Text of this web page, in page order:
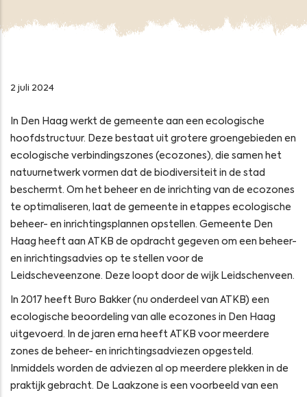
2 juli 2024
In Den Haag werkt de gemeente aan een ecologische
hoofdstructuur. Deze bestaat uit grotere groengebieden en
ecologische verbindingszones (ecozones), die samen het
natuurnetwerk vormen dat de biodiversiteit in de stad
beschermt. Om het beheer en de inrichting van de ecozones
te optimaliseren, laat de gemeente in etappes ecologische
beheer- en inrichtingsplannen opstellen. Gemeente Den
Haag heeft aan ATKB de opdracht gegeven om een beheer-
en inrichtingsadvies op te stellen voor de
Leidscheveenzone. Deze loopt door de wijk Leidschenveen.
In 2017 heeft Buro Bakker (nu onderdeel van ATKB) een
ecologische beoordeling van alle ecozones in Den Haag
uitgevoerd. In de jaren erna heeft ATKB voor meerdere
zones de beheer- en inrichtingsadviezen opgesteld.
Inmiddels worden de adviezen al op meerdere plekken in de
praktijk gebracht. De Laakzone is een voorbeeld van een